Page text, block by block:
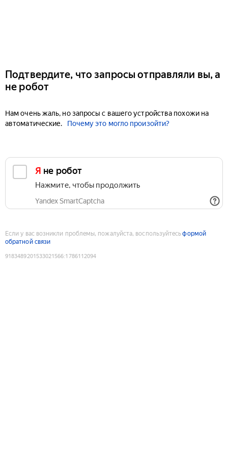
Подтвердите, что запросы отправляли вы, а
не робот
Нам очень жаль, но запросы с вашего устройства похожи на
автоматические.
Почему это могло произойти?
Я не робот
Нажмите, чтобы продолжить
Yandex SmartCaptcha
Если у вас возникли проблемы, пожалуйста, воспользуйтесьформой
обратной связи
9183489201533021566:1786112094